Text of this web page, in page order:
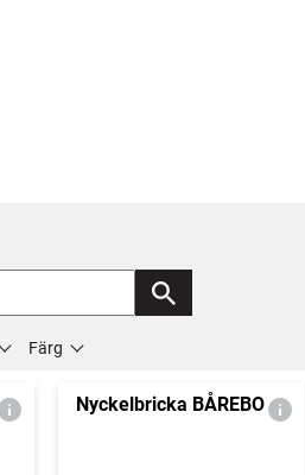
Färg
Nyckelbricka BÅREBO